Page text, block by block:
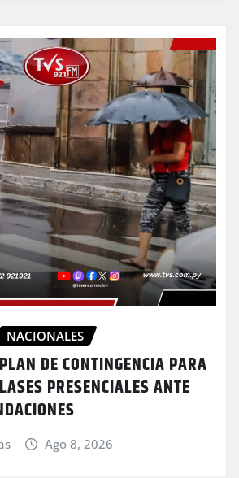
NACIONALES
DE CONTINGENCIA PARA
PRESENCIALES ANTE
Ago 8, 2026